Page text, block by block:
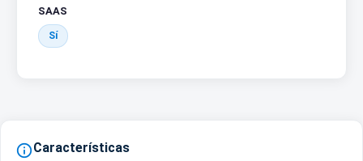
SAAS
Sí
Características